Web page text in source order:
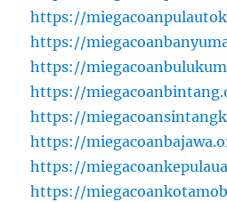
https://
https://
https://
https://
https://
https://
https://
https://